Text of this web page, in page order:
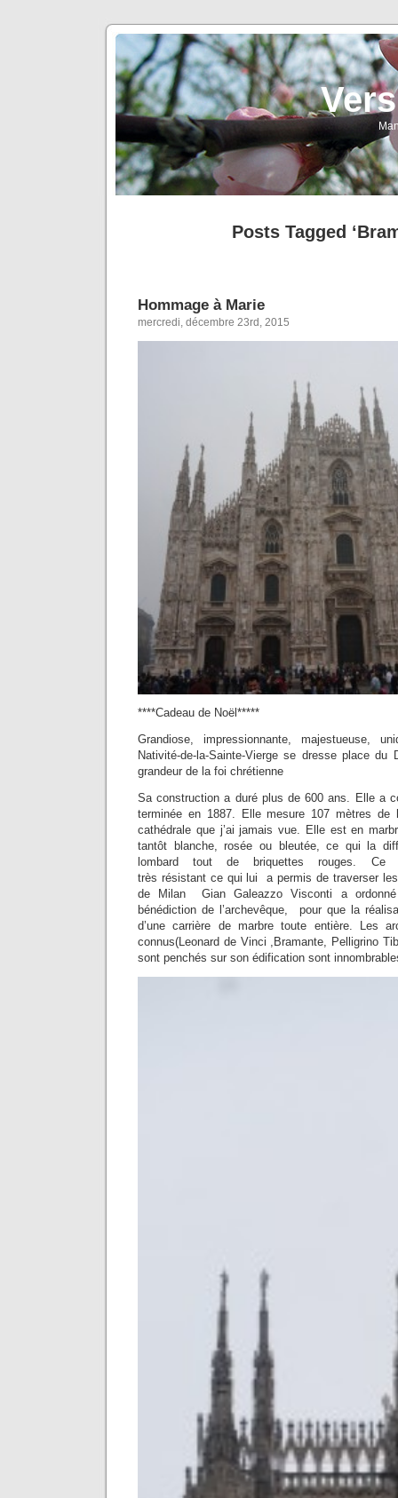
Posts Tagged
Hommage à Marie
mercredi, décembre 23rd, 2015
****Cadeau de Noël*****
Grandiose, impressionnante, majestueuse,
Nativité-de-la-Sainte-Vierge se dresse place du
grandeur de la foi chrétienne
Sa construction a duré plus de 600 ans. Elle a
terminée en 1887. Elle mesure 107 mètres de
cathédrale que j’ai jamais vue. Elle est en
tantôt blanche, rosée ou bleutée, ce qui la
lombard tout de briquettes rouges.
très résistant ce qui lui a permis de traverser
de Milan Gian Galeazzo Visconti a
bénédiction de l’archevêque, pour que la
d’une carrière de marbre toute entière. Les
connus(Leonard de Vinci ,Bramante, Pelligrino
sont penchés sur son édification sont